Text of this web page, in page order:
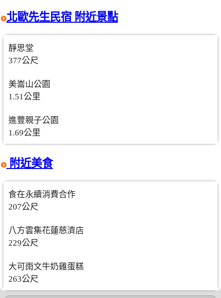
北歐先生民宿 附近景點
靜思堂
377公尺
美崙山公園
1.51公里
進豐親子公園
1.69公里
附近美食
食在永續消費合作
207公尺
八方雲集花蓮慈濟店
229公尺
大可雨文牛奶雞蛋糕
263公尺